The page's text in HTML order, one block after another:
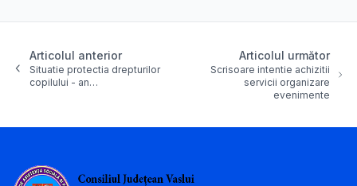
Articolul anterior
Situatie protectia drepturilor
copilului - an…
Articolul următor
Scrisoare intentie achizitii
servicii organizare
evenimente